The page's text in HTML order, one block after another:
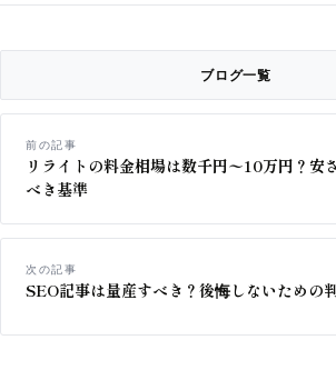
前の記事
リライトの料金相場は数千円〜10万円？安
べき基準
ブログ一覧
次の記事
SEO記事は量産すべき？後悔しないための